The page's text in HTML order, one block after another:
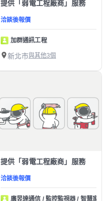
提供「弱電工程廠商」服務
洽談後報價
加群通訊工程
新北市與其他3個
提供「弱電工程廠商」服務
洽談後報價
廣昱達通信 / 監控監視器 / 智慧家庭